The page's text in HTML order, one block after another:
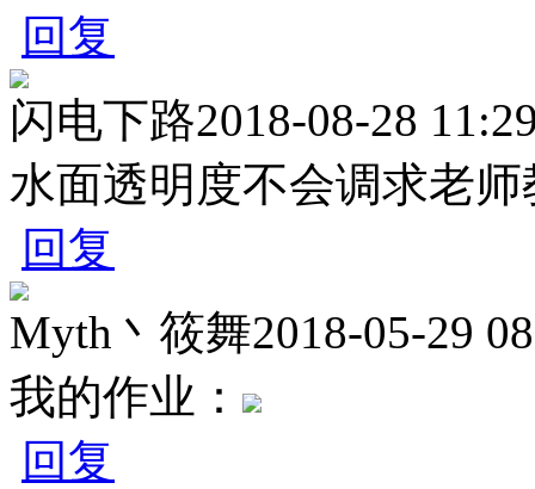
回复
闪电下路2018-08-28
水面透明度不会调求老
回复
Myth丶筱舞2018-05-29
我的作业：
回复